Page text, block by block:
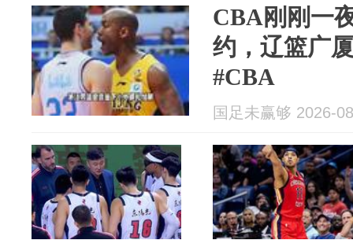
CBA刚刚一
约，辽篮广
#CBA
国足未赢够 2026-